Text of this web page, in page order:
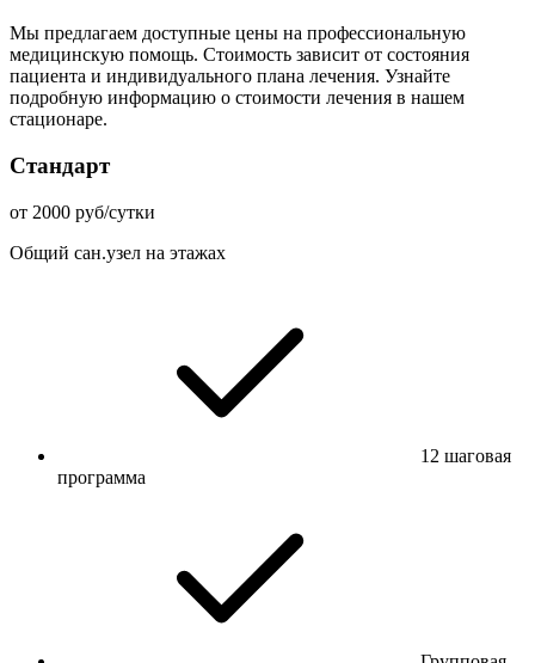
Мы предлагаем доступные цены на профессиональную
медицинскую помощь. Стоимость зависит от состояния
пациента и индивидуального плана лечения. Узнайте
подробную информацию о стоимости лечения в нашем
стационаре.
Стандарт
от 2000 руб/сутки
Общий сан.узел на этажах
12 шаговая
программа